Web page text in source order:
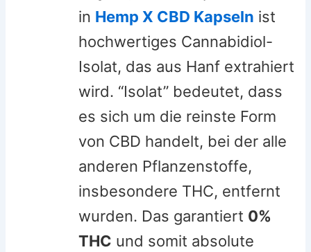
in Hemp X CBD Kapseln ist
hochwertiges Cannabidiol-
Isolat, das aus Hanf extrahiert
wird. “Isolat” bedeutet, dass
es sich um die reinste Form
von CBD handelt, bei der alle
anderen Pflanzenstoffe,
insbesondere THC, entfernt
wurden. Das garantiert 0%
THC und somit absolute